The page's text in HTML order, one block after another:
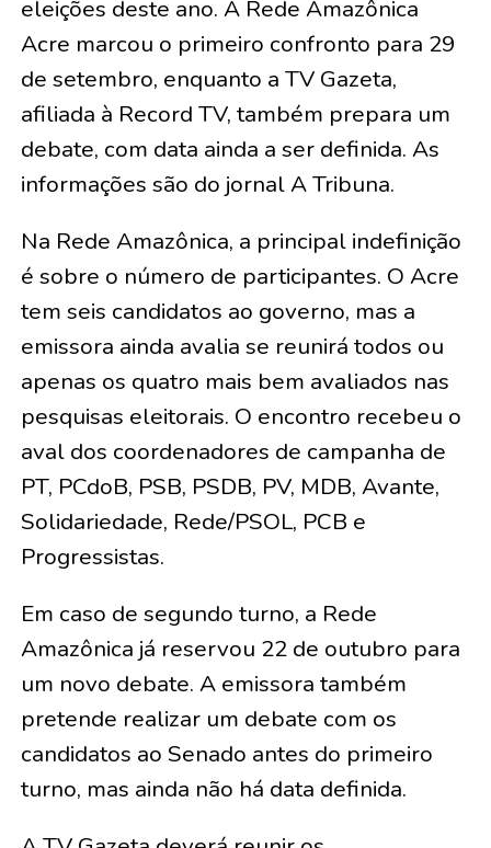
eleições deste ano. A Rede Amazônica
Acre marcou o primeiro confronto para 29
de setembro, enquanto a TV Gazeta,
afiliada à Record TV, também prepara um
debate, com data ainda a ser definida. As
informações são do jornal A Tribuna.
Na Rede Amazônica, a principal indefinição
é sobre o número de participantes. O Acre
tem seis candidatos ao governo, mas a
emissora ainda avalia se reunirá todos ou
apenas os quatro mais bem avaliados nas
pesquisas eleitorais. O encontro recebeu o
aval dos coordenadores de campanha de
PT, PCdoB, PSB, PSDB, PV, MDB, Avante,
Solidariedade, Rede/PSOL, PCB e
Progressistas.
Em caso de segundo turno, a Rede
Amazônica já reservou 22 de outubro para
um novo debate. A emissora também
pretende realizar um debate com os
candidatos ao Senado antes do primeiro
turno, mas ainda não há data definida.